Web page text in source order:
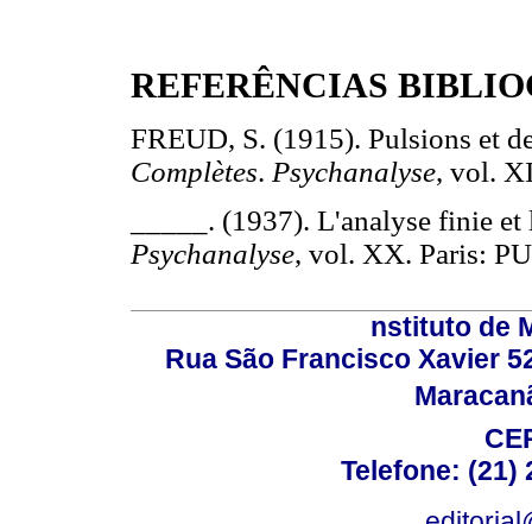
REFERÊNCIAS
FREUD, S. (1915). Pulsions et
Complètes. Psychanalyse, vol.
_____. (1937). L'analyse finie
Psychanalyse, vol. XX. Paris:
nstituto de
Rua São Francisco Xavier
Telefone: (21)